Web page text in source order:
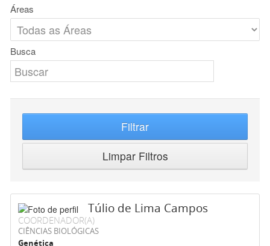
Áreas
Busca
Filtrar
Limpar Filtros
Túlio de Lima Campos
COORDENADOR(A)
CIÊNCIAS BIOLÓGICAS
Genética